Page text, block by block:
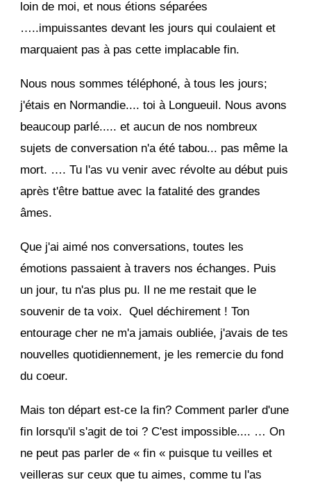
loin de moi, et nous étions séparées
…..impuissantes devant les jours qui coulaient et
marquaient pas à pas cette implacable fin.
Nous nous sommes téléphoné, à tous les jours;
j'étais en Normandie.... toi à Longueuil. Nous avons
beaucoup parlé..... et aucun de nos nombreux
sujets de conversation n'a été tabou... pas même la
mort. …. Tu l'as vu venir avec révolte au début puis
après t'être battue avec la fatalité des grandes
âmes.
Que j'ai aimé nos conversations, toutes les
émotions passaient à travers nos échanges. Puis
un jour, tu n'as plus pu. Il ne me restait que le
souvenir de ta voix. Quel déchirement ! Ton
entourage cher ne m'a jamais oubliée, j'avais de tes
nouvelles quotidiennement, je les remercie du fond
du coeur.
Mais ton départ est-ce la fin? Comment parler d'une
fin lorsqu'il s'agit de toi ? C'est impossible.... … On
ne peut pas parler de « fin « puisque tu veilles et
veilleras sur ceux que tu aimes, comme tu l'as